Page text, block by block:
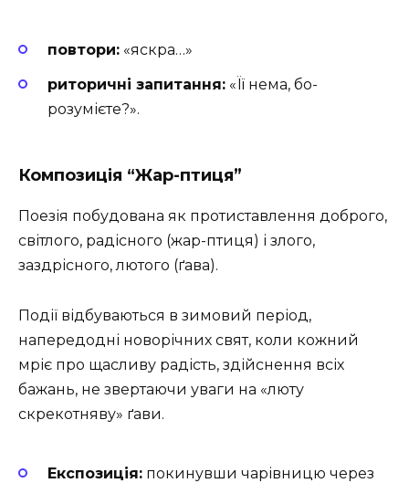
повтори: «яскра…»
риторичні запитання: «Її нема, бо-
розумієте?».
Композиція “Жар-птиця”
Поезія побудована як протиставлення доброго,
світлого, радісного (жар-птиця) і злого,
заздрісного, лютого (ґава).
Події відбуваються в зимовий період,
напередодні новорічних свят, коли кожний
мріє про щасливу радість, здійснення всіх
бажань, не звертаючи уваги на «люту
скрекотняву» ґави.
Експозиція: покинувши чарівницю через